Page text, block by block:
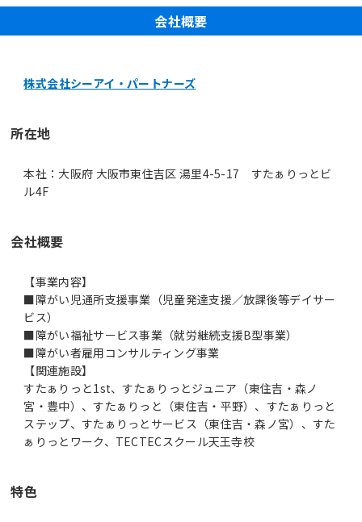
会社概要
株式会社シーアイ・パートナーズ
所在地
本社：大阪府 大阪市東住吉区 湯里4-5-17 すたぁりっとビ
ル4F
会社概要
【事業内容】
■障がい児通所支援事業（児童発達支援／放課後等デイサー
ビス）
■障がい福祉サービス事業（就労継続支援B型事業）
■障がい者雇用コンサルティング事業
【関連施設】
すたぁりっと1st、すたぁりっとジュニア（東住吉・森ノ
宮・豊中）、すたぁりっと（東住吉・平野）、すたぁりっと
ステップ、すたぁりっとサービス（東住吉・森ノ宮）、すた
特色